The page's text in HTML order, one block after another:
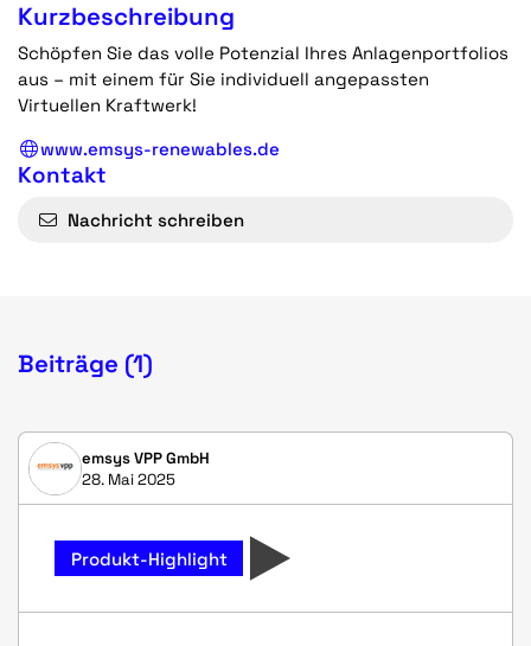
Kurzbeschreibung
Schöpfen Sie das volle Potenzial Ihres Anlagenportfolios
aus – mit einem für Sie individuell angepassten
Virtuellen Kraftwerk!
www.emsys-renewables.de
Kontakt
Nachricht schreiben
Beiträge (1)
emsys VPP GmbH
28. Mai 2025
Produkt-Highlight